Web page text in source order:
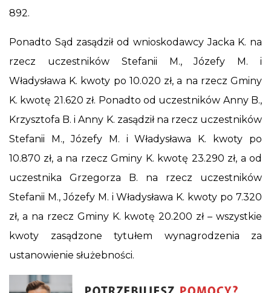
892.
Ponadto Sąd zasądził od wnioskodawcy Jacka K. na
rzecz uczestników Stefanii M., Józefy M. i
Władysława K. kwoty po 10.020 zł, a na rzecz Gminy
K. kwotę 21.620 zł. Ponadto od uczestników Anny B.,
Krzysztofa B. i Anny K. zasądził na rzecz uczestników
Stefanii M., Józefy M. i Władysława K. kwoty po
10.870 zł, a na rzecz Gminy K. kwotę 23.290 zł, a od
uczestnika Grzegorza B. na rzecz uczestników
Stefanii M., Józefy M. i Władysława K. kwoty po 7.320
zł, a na rzecz Gminy K. kwotę 20.200 zł – wszystkie
kwoty zasądzone tytułem wynagrodzenia za
ustanowienie służebności.